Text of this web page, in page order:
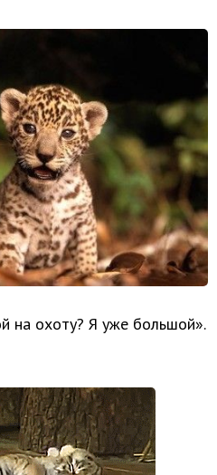
на охоту? Я уже большой».